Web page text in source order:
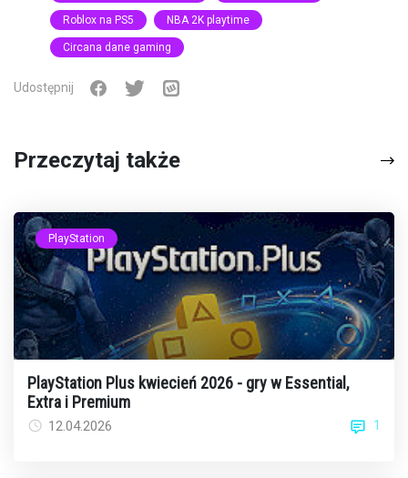
Roblox na PS5 NBA 2K playtime
Circana dane gaming
Udostępnij
Przeczytaj także
PlayStation
PlayStation Plus kwiecień 2026 - gry w Essential,
Extra i Premium
12.04.2026 1